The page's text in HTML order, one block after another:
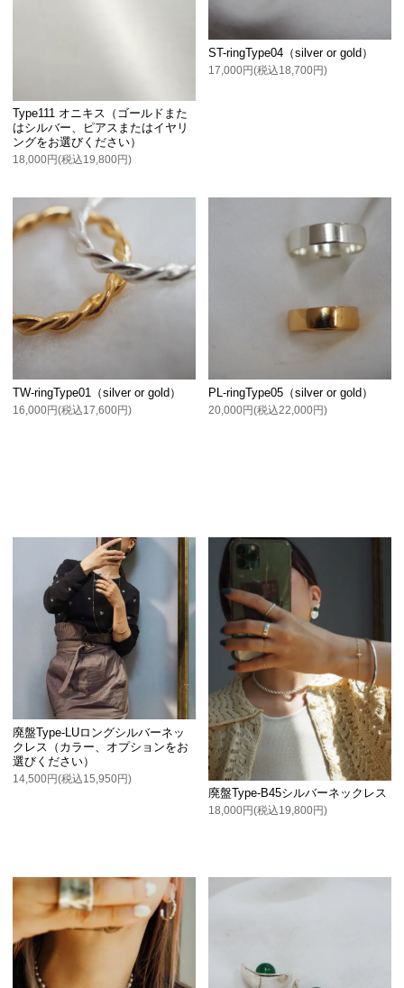
Type111 オニキス（ゴールドまた
はシルバー、ピアスまたはイヤリ
ングをお選びください）
18,000円(税込19,800円)
ST-ringType04（silver or gold）
17,000円(税込18,700円)
TW-ringType01（silver or gold）
16,000円(税込17,600円)
PL-ringType05（silver or gold）
20,000円(税込22,000円)
廃盤Type-LUロングシルバーネッ
クレス（カラー、オプションをお
選びください）
14,500円(税込15,950円)
廃盤Type-B45シルバーネックレス
18,000円(税込19,800円)